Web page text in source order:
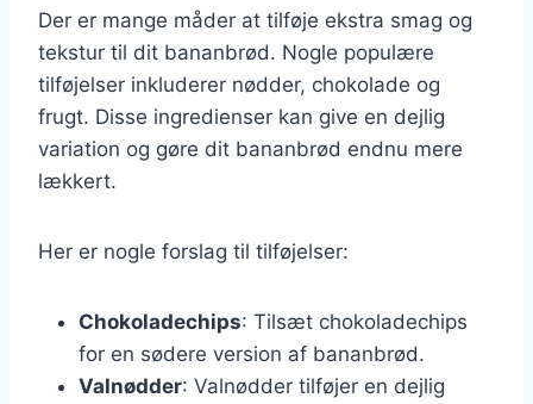
Der er mange måder at tilføje ekstra smag og
tekstur til dit bananbrød. Nogle populære
tilføjelser inkluderer nødder, chokolade og
frugt. Disse ingredienser kan give en dejlig
variation og gøre dit bananbrød endnu mere
lækkert.
Her er nogle forslag til tilføjelser:
Chokoladechips: Tilsæt chokoladechips
for en sødere version af bananbrød.
Valnødder: Valnødder tilføjer en dejlig